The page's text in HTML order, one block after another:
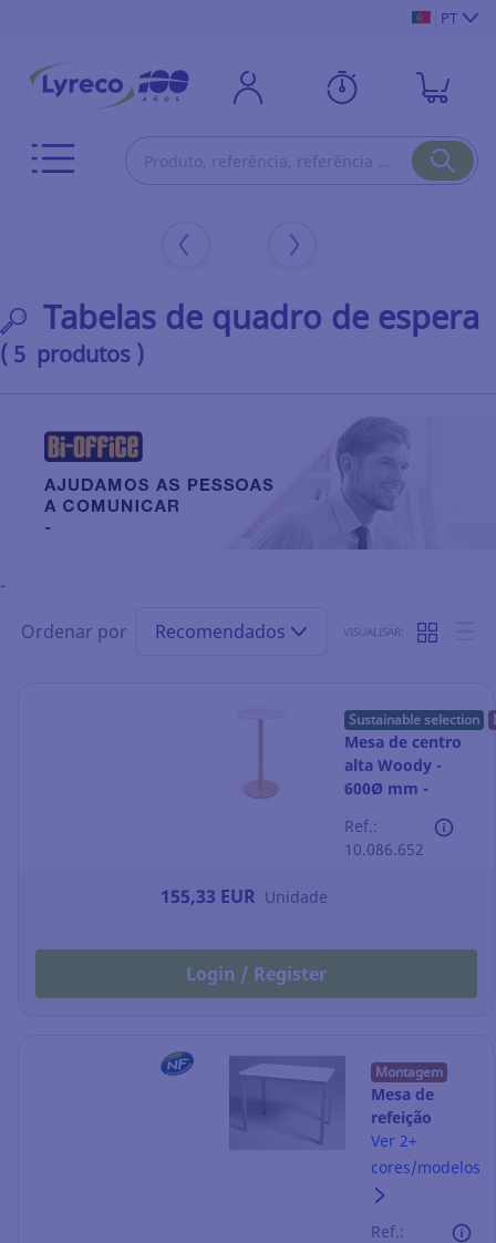
PT
Tabelas de quadro de espera
( 5 produtos )
-
Ordenar por
Recomendados VISUALISAR:
Sustainable selection
Mesa de centro
alta Woody -
600Ø mm -
Ref.:
10.086.652
155,33 EUR Unidade
Login / Register
Montagem
Mesa de
refeição
Break - larg.
1100 mm -
prateado/
Ver 2+
cores/modelos
Ref.: